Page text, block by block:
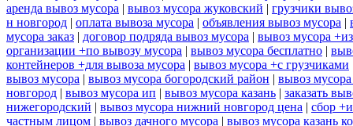
аренда вывоз мусора | вывоз мусора жуковский | грузчики
н новгород | оплата вывоза мусора | объявления вывоз мусора |
мусора заказ | договор подряда вывоз мусора | вывоз мусора
организации +по вывозу мусора | вывоз мусора бесплатно |
контейнеров +для вывоза мусора | вывоз мусора +с грузчиками
вывоз мусора | вывоз мусора богородский район | вывоз
новгород | вывоз мусора ип | вывоз мусора казань | заказать
нижегородский | вывоз мусора нижний новгород цена | сбор
частным лицом | вывоз дачного мусора | вывоз мусора казань